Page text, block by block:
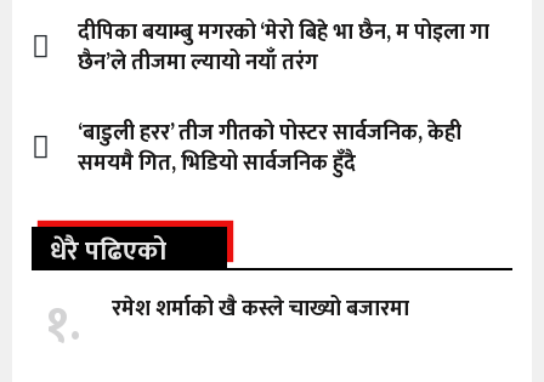
दीपिका बयाम्बु मगरको ‘मेरो बिहे भा छैन, म पोइला गा
छैन’ले तीजमा ल्यायो नयाँ तरंग
‘बाडुली हरर’ तीज गीतको पोस्टर सार्वजनिक, केही
समयमै गित, भिडियो सार्वजनिक हुँदै
धेरै पढिएको
१. रमेश शर्माको खै कस्ले चाख्यो बजारमा